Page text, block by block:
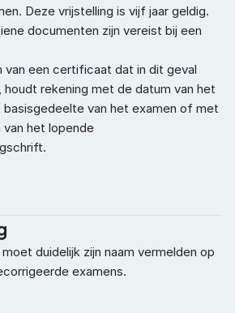
Deze vrijstelling is vijf jaar geldig.
documenten zijn vereist bij een
van een certificaat dat in dit geval
rekening met de datum van het
basisgedeelte van het examen of met
het lopende
duidelijk zijn naam vermelden op
examens.